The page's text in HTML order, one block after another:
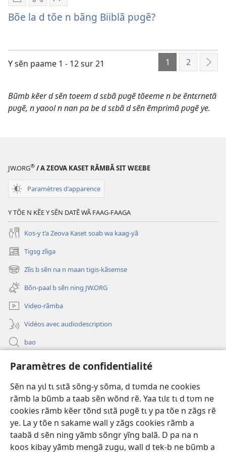
Paramètres de confidentialité
Sẽn na yɩl tɩ sɩtã sõng-y sõma, d tʋmda ne cookies
rãmb la bũmb a taab sẽn wõnd rẽ. Yaa tɩlɛ tɩ d tʋm ne
cookies rãmb kẽer tõnd sɩtã pʋgẽ tɩ y pa tõe n zãgs rẽ
ye. La y tõe n sakame wall y zãgs cookies rãmb a
taabã d sẽn ning yãmb sõngr yĩng balã. D pa na n
koos kibay yãmb mengã zugu, wall d tek-b ne bũmb a
Options
de
publications
numériques
d
tõe n
Options
de
téléchargement
enregistrements
audio
d
tõe n
Yãk-
y
y
neda
d
tõe n
Bõe la d tõe n bãng Biiblã pʋgẽ?
Y sẽn paame 1 - 12 sur 21 1 2
Sẽn
Bũmb kẽer d sẽn toeem d sɛbã pʋgẽ tõeeme n be ẽntɛrnetã
pʋgẽ, n yaool n nan pa be d sɛbã d sẽn ẽmprimã pʋgẽ ye.
JW.ORG® / A ZEOVA KASET RÃMBÃ SIT WƐƐBE
Paramètres d'apparence
Y TÕE N KẼE Y SẼN DATẼ WÃ FAAG-FAAGA
Kos-y t’a Zeova Kaset soab wa kaag-yã
Tigsg zĩiga
(ouvre
une
nouvelle
fenêtre)
Zĩis b sẽn na n maan tigis-kãsemse
(ouvre
une
nouvelle
fenêtre)
Bõn-paal b sẽn ning JW.ORG
Video-rãmba
Vidéos avec audiodescription
bao
Kũuni
(ouvre
une
nouvelle
fenêtre)
Watchtower SƐB VAEESG ZĨIGA™
(ouvre
une
nouvelle
fenêtre)
JW Hub ®
(ouvre
une
nouvelle